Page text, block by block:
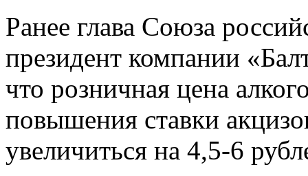
Ранее глава Союза
президент компании
что розничная цена
повышения ставки
увеличиться на 4,5-6